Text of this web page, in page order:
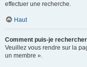
effectuer une recherche.
Haut
Comment puis-je
Veuillez vous rendre sur la
un membre ».